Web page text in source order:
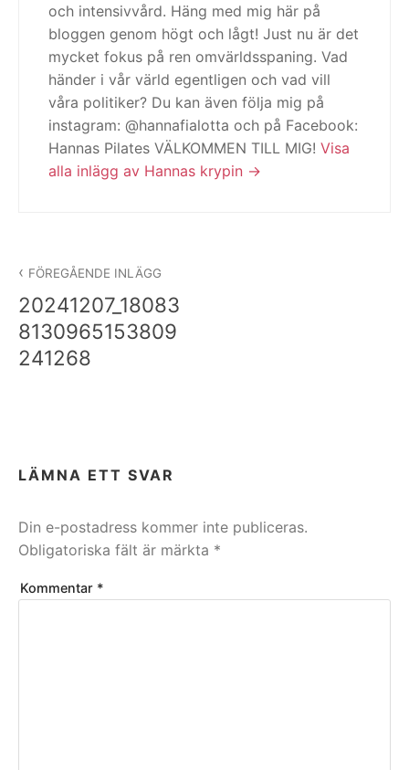
och intensivvård. Häng med mig här på
bloggen genom högt och lågt! Just nu är det
mycket fokus på ren omvärldsspaning. Vad
händer i vår värld egentligen och vad vill
våra politiker? Du kan även följa mig på
instagram: @hannafialotta och på Facebook:
Hannas Pilates VÄLKOMMEN TILL MIG! Visa
alla inlägg av Hannas krypin
FÖREGÅENDE INLÄGG
20241207_18083
8130965153809
241268
LÄMNA ETT SVAR
Din e-postadress kommer inte publiceras.
Obligatoriska fält är märkta *
Kommentar *